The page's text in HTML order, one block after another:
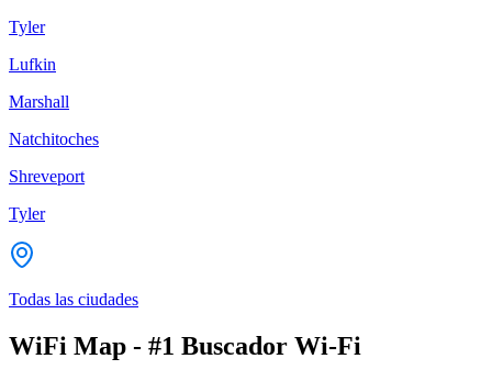
Tyler
Lufkin
Marshall
Natchitoches
Shreveport
Tyler
Todas las ciudades
WiFi Map - #1 Buscador Wi-Fi